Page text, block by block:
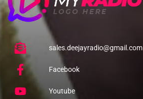
sales.deejayradio@gmail.com
Facebook
Youtube